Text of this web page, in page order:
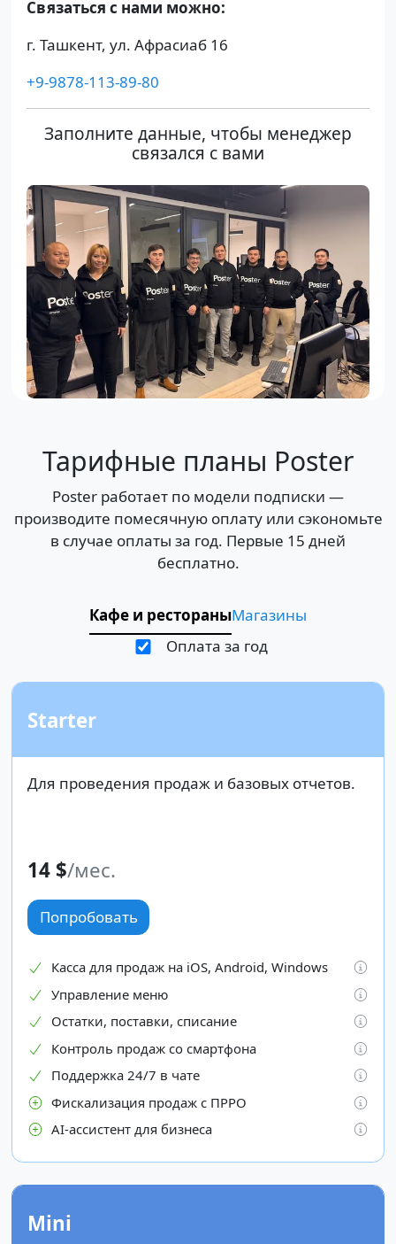
Связаться с нами можно:
г. Ташкент, ул. Афрасиаб 16
+9-9878-113-89-80
Заполните данные, чтобы менеджер
связался с вами
Тарифные планы Poster
Poster работает по модели подписки —
производите помесячную оплату или сэкономьте
в случае оплаты за год. Первые 15 дней
бесплатно.
Кафе и рестораныМагазины
Оплата за год
Starter
Для проведения продаж и базовых отчетов.
14 $/мес.
Попробовать
Касса для продаж на iOS, Android, Windows
Управление меню
Остатки, поставки, списание
Контроль продаж со смартфона
Поддержка 24/7 в чате
Фискализация продаж с ПРРО
АІ-ассистент для бизнеса
Mini